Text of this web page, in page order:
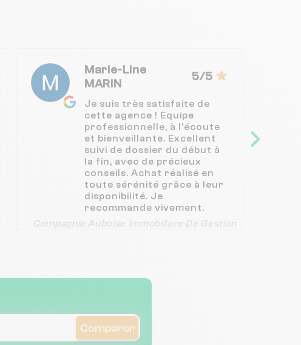
Marie-Line
MARIN
5/5
Je suis très satisfaite de
cette agence ! Equipe
professionnelle, à l'écoute
et bienveillante. Excellent
suivi de dossier du début à
la fin, avec de précieux
conseils. Achat réalisé en
toute sérénité grâce à leur
disponibilité. Je
recommande vivement.
Compagnie Auboise Immobiliere De Gestion
Comparer